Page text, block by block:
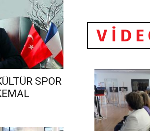
SPOR